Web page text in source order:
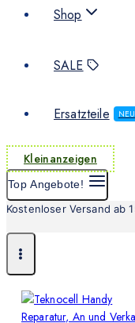
Shop
SALE
Ersatzteile NEU
Kleinanzeigen
Top Angebote!
Kostenloser Versand ab